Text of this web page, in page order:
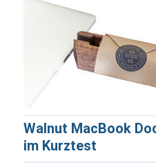
Walnut MacBook
im Kurztest